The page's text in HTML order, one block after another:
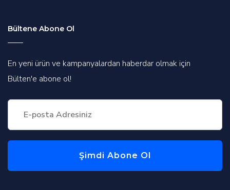
Bültene Abone Ol
En yeni ürün ve kampanyalardan haberdar olmak için
Bülten'e abone ol!
Şimdi Abone Ol